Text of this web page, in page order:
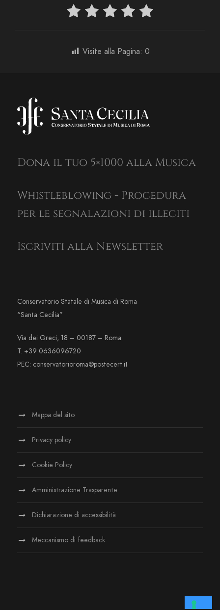
Visite alla Pagina: 0
Dona il tuo 5×1000 alla Musica
Whistleblowing - Procedura
per le segnalazioni di illeciti
Iscriviti alla Newsletter
Conservatorio Statale di Musica di Roma
“Santa Cecilia”
Via dei Greci, 18 – 00187 – Roma
T. +39 0636096720
PEC: conservatorioroma@postecert.it
Mappa del sito
Privacy policy
Cookie Policy
Amministrazione Trasparente
Dichiarazione di accessibilità
Meccanismo di feedback